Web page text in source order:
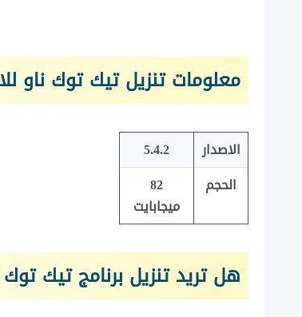
معلومات تنزيل تيك توك ناو
الاصدار
5.4.2
الحجم
82
ميجابايت
هل تريد تنزيل برنامج تيك